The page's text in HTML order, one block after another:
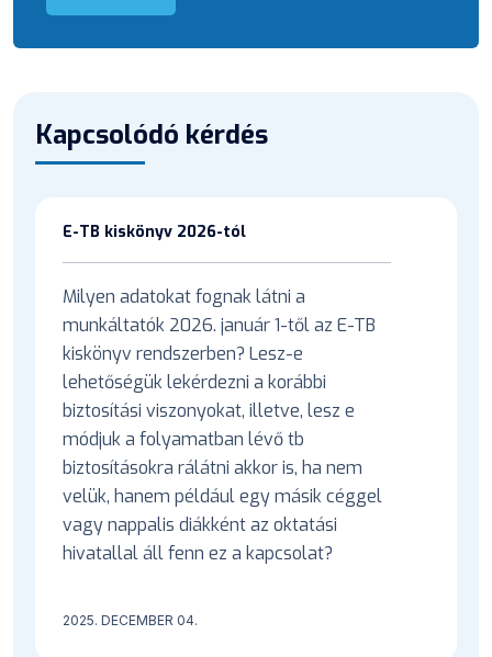
Kapcsolódó kérdés
E-TB kiskönyv 2026-tól
Milyen adatokat fognak látni a
munkáltatók 2026. január 1-től az E-TB
kiskönyv rendszerben? Lesz-e
lehetőségük lekérdezni a korábbi
biztosítási viszonyokat, illetve, lesz e
módjuk a folyamatban lévő tb
biztosításokra rálátni akkor is, ha nem
velük, hanem például egy másik céggel
vagy nappalis diákként az oktatási
hivatallal áll fenn ez a kapcsolat?
2025. DECEMBER 04.